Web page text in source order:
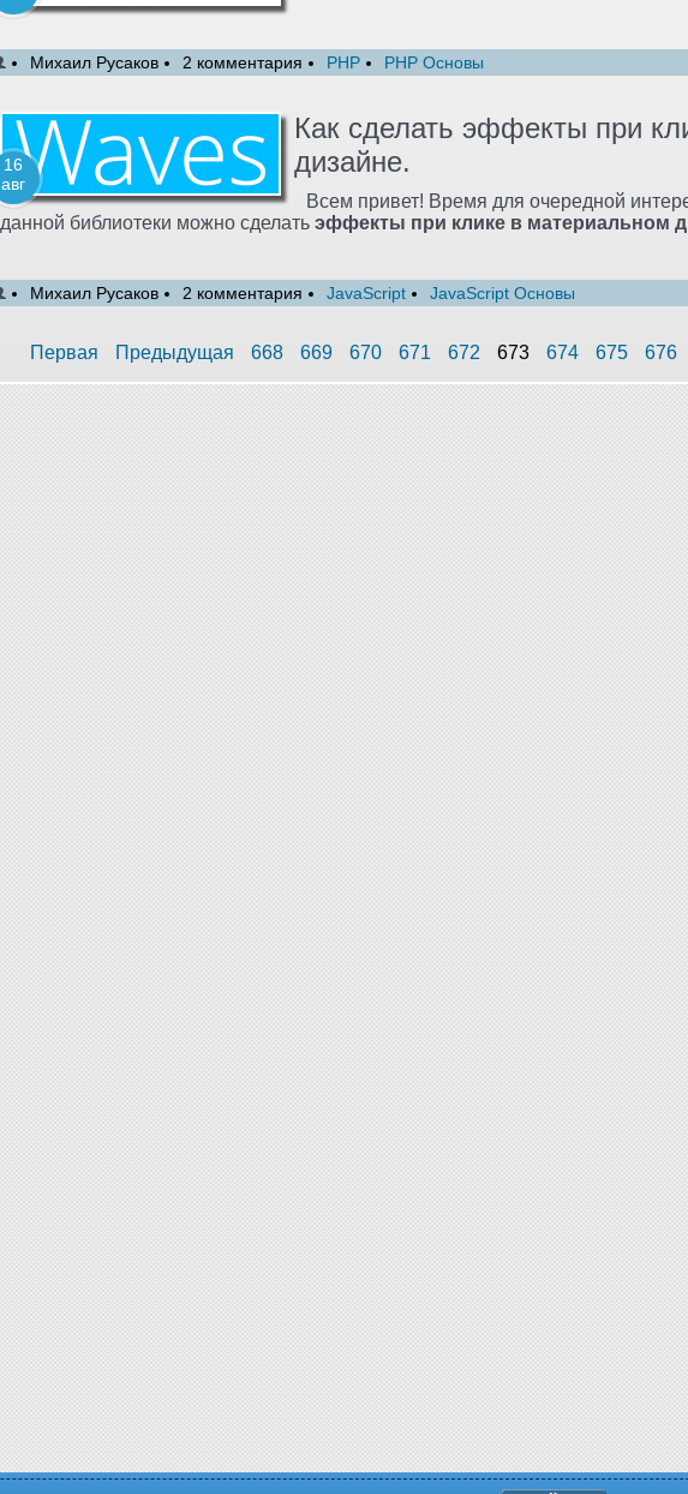
Михаил Русаков 2 комментария PHP PHP Основы
16
авг
Как сделать эффекты при
дизайне.
Всем привет! Время для очередной
данной библиотеки можно сделать эффекты при клике в материальном
Михаил Русаков 2 комментария JavaScript JavaScript Основы
Первая Предыдущая 668 669 670 671 672 673 674 675 676